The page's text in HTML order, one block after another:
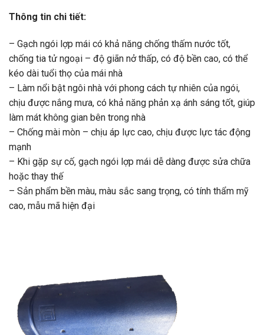
Thông tin chi tiết:
– Gạch ngói lợp mái có khả năng chống thấm nước tốt,
chống tia tử ngoại – độ giãn nở thấp, có độ bền cao, có thể
kéo dài tuổi thọ của mái nhà
– Làm nổi bật ngôi nhà với phong cách tự nhiên của ngói,
chịu được nắng mưa, có khả năng phản xạ ánh sáng tốt, giúp
làm mát không gian bên trong nhà
– Chống mài mòn – chịu áp lực cao, chịu được lực tác động
mạnh
– Khi gặp sự cố, gạch ngói lợp mái dễ dàng được sửa chữa
hoặc thay thế
– Sản phẩm bền màu, màu sắc sang trọng, có tính thẩm mỹ
cao, mẫu mã hiện đại